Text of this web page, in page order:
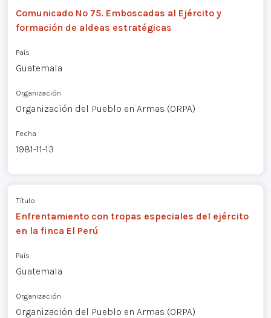
Comunicado Nº 75. Emboscadas al Ejército y
formación de aldeas estratégicas
País
Guatemala
Organización
Organización del Pueblo en Armas (ORPA)
Fecha
1981-11-13
Título
Enfrentamiento con tropas especiales del ejército
en la finca El Perú
País
Guatemala
Organización
Organización del Pueblo en Armas (ORPA)